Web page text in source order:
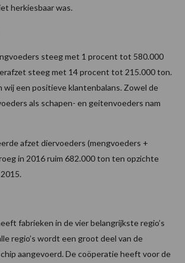
herkiesbaar was.
steeg met 1 procent tot 580.000
steeg met 14 procent tot 215.000 ton.
wij een positieve klantenbalans. Zowel de
als schapen- en geitenvoeders nam
afzet diervoeders (mengvoeders +
in 2016 ruim 682.000 ton ten opzichte
fabrieken in de vier belangrijkste regio’s
regio’s wordt een groot deel van de
aangevoerd. De coöperatie heeft voor de